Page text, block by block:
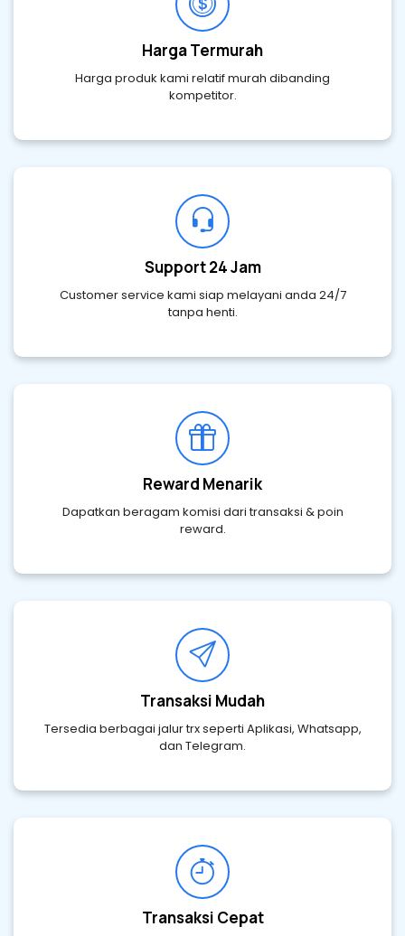
Harga Termurah
Harga produk kami relatif murah dibanding
kompetitor.
Support 24 Jam
Customer service kami siap melayani anda 24/7
tanpa henti.
Reward Menarik
Dapatkan beragam komisi dari transaksi & poin
reward.
Transaksi Mudah
Tersedia berbagai jalur trx seperti Aplikasi, Whatsapp,
dan Telegram.
Transaksi Cepat